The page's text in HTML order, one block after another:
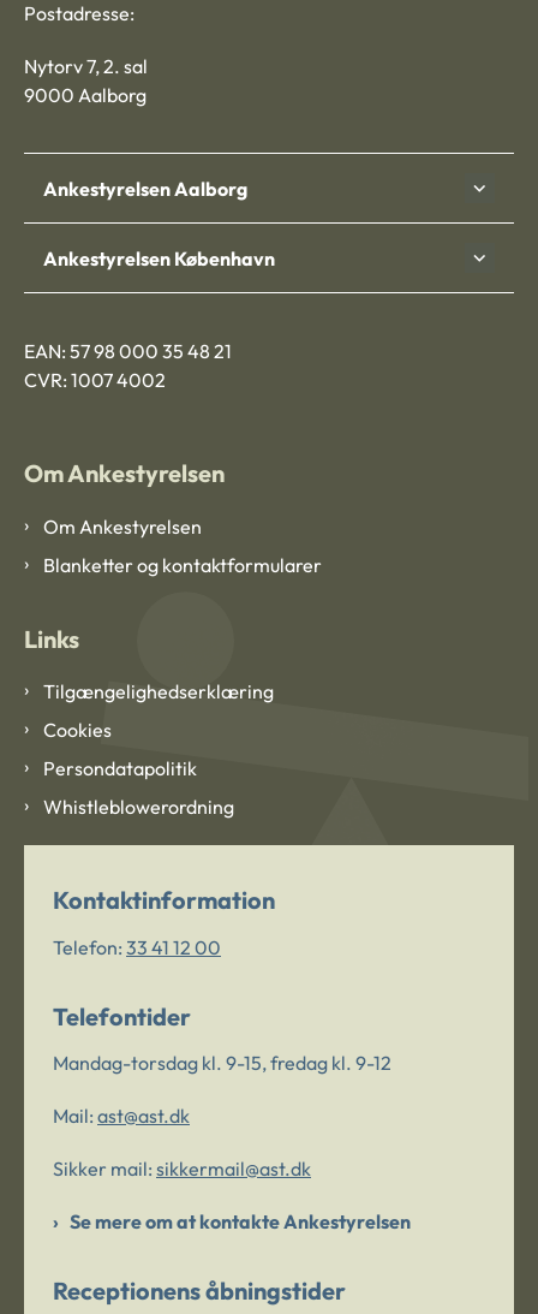
Postadresse:
Nytorv 7, 2. sal
9000 Aalborg
Ankestyrelsen Aalborg
Ankestyrelsen København
EAN: 57 98 000 35 48 21
CVR: 1007 4002
Om Ankestyrelsen
Om Ankestyrelsen
Blanketter og kontaktformularer
Links
Tilgængelighedserklæring
Cookies
Persondatapolitik
Whistleblowerordning
Kontaktinformation
Telefon: 33 41 12 00
Telefontider
Mandag-torsdag kl. 9-15, fredag kl. 9-12
Mail: ast@ast.dk
Sikker mail: sikkermail@ast.dk
Se mere om at kontakte Ankestyrelsen
Receptionens åbningstider